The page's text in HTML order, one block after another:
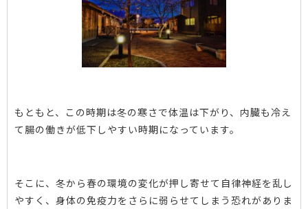
もともと、この時期は冬の寒さで体温は下がり、内臓も冷え
て腸の働きが低下しやすい時期になっています。
そこに、冬から春の環境の変化が押し寄せて自律神経を乱し
やすく、身体の免疫力をさらに弱らせてしまう恐れがありま